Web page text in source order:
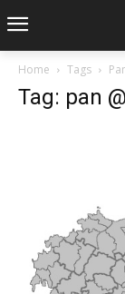
Home Tags
Tag: pan